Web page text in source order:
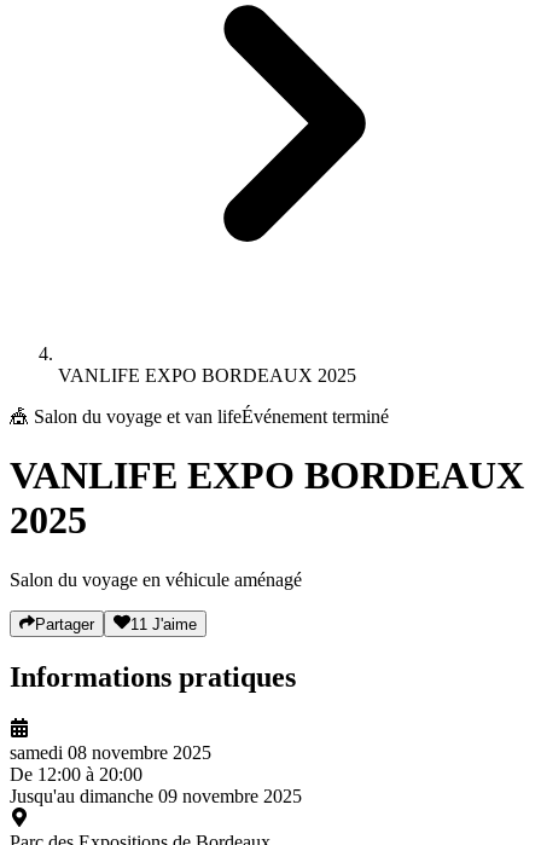
VANLIFE EXPO BORDEAUX 2025
🎪 Salon du voyage et van lifeÉvénement terminé
VANLIFE EXPO BORDEAUX
2025
Salon du voyage en véhicule aménagé
Partager 11 J'aime
Informations pratiques
samedi 08 novembre 2025
De 12:00 à 20:00
Jusqu'au dimanche 09 novembre 2025